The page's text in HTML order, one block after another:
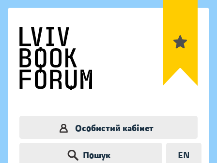
Особистий кабінет
Пошук EN